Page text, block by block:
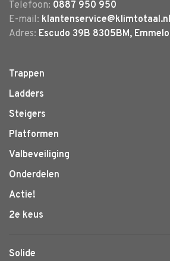
Telefoon: 0887 950 950
E-mail: klantenservice@klimtotaal.nl
Adres: Escudo 39B 8305BM,
Trappen
Ladders
Steigers
Platformen
Valbeveiliging
Onderdelen
Actie!
2e keus
Solide